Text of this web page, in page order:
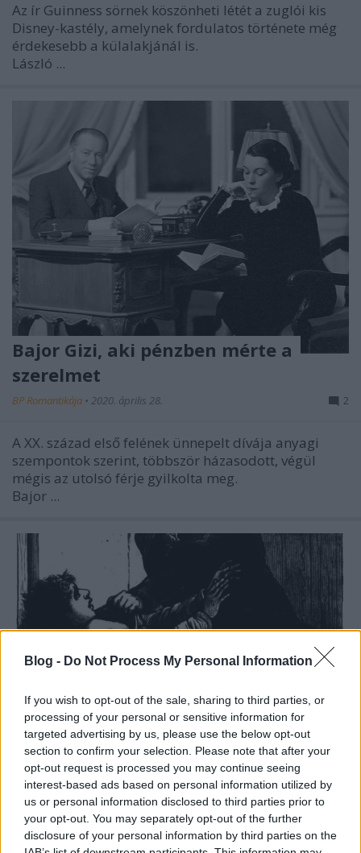
Blog - Do Not Process My Personal Information
If you wish to opt-out of the sale, sharing to third parties, or
processing of your personal or sensitive information for
targeted advertising by us, please use the below opt-out
section to confirm your selection. Please note that after your
opt-out request is processed you may continue seeing
interest-based ads based on personal information utilized by
us or personal information disclosed to third parties prior to
your opt-out. You may separately opt-out of the further
disclosure of your personal information by third parties on the
Az ír Guinness sörnek köszönheti létét a zuglói kis
Disney-kastély, amelynek fordulatos története még
érdekesebb a külalakjánál is.
László ...
Bajor Gizi, aki pénzben mérte a
szerelmet
BP Romantikája • 2020. április 28. 2
A XX. század első felének ünnepelt dívája anyagi
szempontok szerint, többször házasodott, végül
mégis az utolsó férje gyilkolta meg.
Bajor ...
Vajon járt-e Hasfelmetsző Jack
Újpesten?
BP Romantikája• 2020. április 23.